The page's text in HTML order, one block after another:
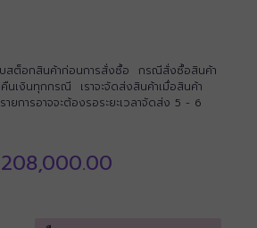
สต็อกสินค้าก่อนการสั่งซื้อ กรณีสั่งซื้อสินค้า
เงินทุกกรณี เราจะจัดส่งสินค้าเมื่อสินค้า
ยการอาจจะต้องรอระยะเวลาจัดส่ง 5 - 6
208,000.00